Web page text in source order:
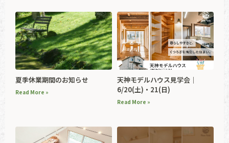
夏季休業期間のお知らせ
Read More »
天神モデルハウス見学会｜
6/20(土)・21(日)
Read More »